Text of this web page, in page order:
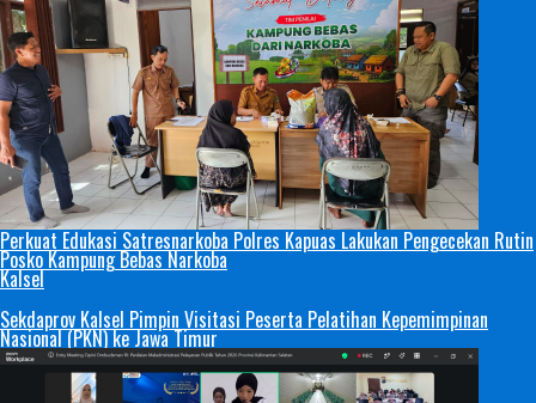
Perkuat Edukasi Satresnarkoba Polres Kapuas Lakukan Pengecekan Rutin
Posko Kampung Bebas Narkoba
Kalsel
Sekdaprov Kalsel Pimpin Visitasi Peserta Pelatihan Kepemimpinan
Nasional (PKN) ke Jawa Timur